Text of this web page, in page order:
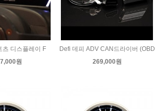
츠 디스플레이 F
원
Defi 데피 ADV CAN드라이버 (OBD
269,000원